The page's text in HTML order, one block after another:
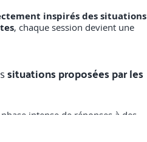
inspirés des situations
, chaque session devient une
situations proposées par les
intense de réponses à des